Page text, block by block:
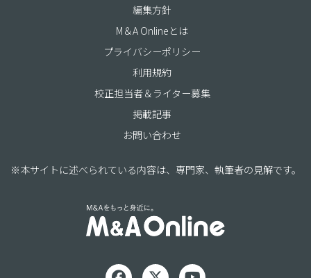
編集方針
M＆A Onlineとは
プライバシーポリシー
利用規約
校正担当者＆ライター募集
掲載記事
お問い合わせ
※本サイトに述べられている内容は、専門家、執筆者の見解です。